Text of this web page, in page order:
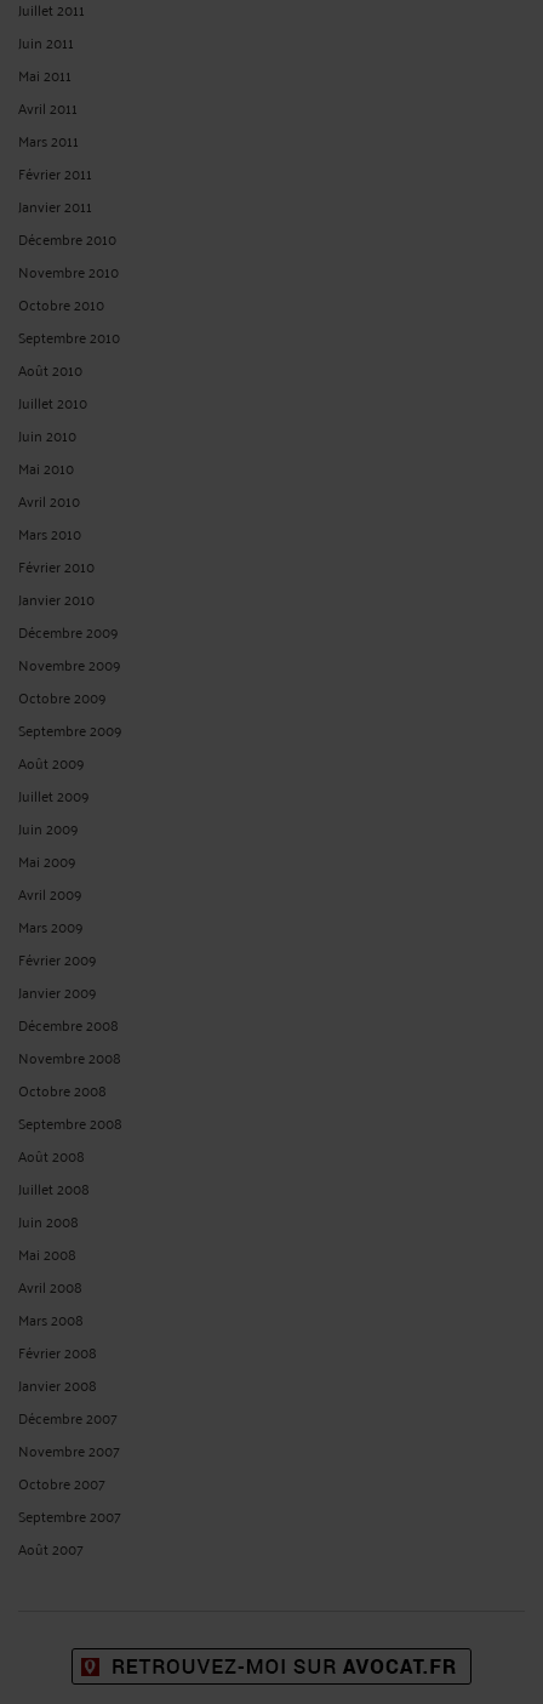
Juillet 2011
Juin 2011
Mai 2011
Avril 2011
Mars 2011
Février 2011
Janvier 2011
Décembre 2010
Novembre 2010
Octobre 2010
Septembre 2010
Août 2010
Juillet 2010
Juin 2010
Mai 2010
Avril 2010
Mars 2010
Février 2010
Janvier 2010
Décembre 2009
Novembre 2009
Octobre 2009
Septembre 2009
Août 2009
Juillet 2009
Juin 2009
Mai 2009
Avril 2009
Mars 2009
Février 2009
Janvier 2009
Décembre 2008
Novembre 2008
Octobre 2008
Septembre 2008
Août 2008
Juillet 2008
Juin 2008
Mai 2008
Avril 2008
Mars 2008
Février 2008
Janvier 2008
Décembre 2007
Novembre 2007
Octobre 2007
Septembre 2007
Août 2007